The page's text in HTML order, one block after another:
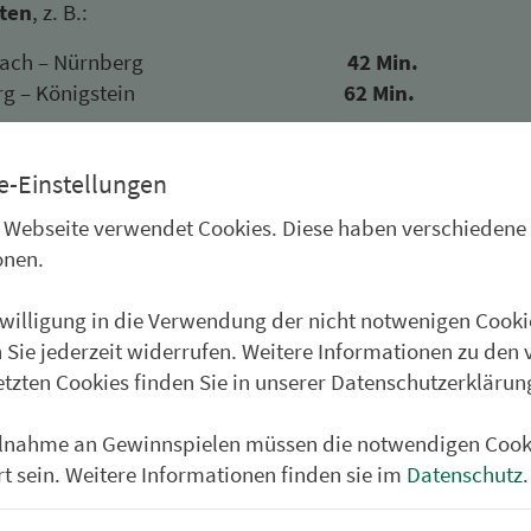
, z. B.:
– Nürn­berg42 Min.
– Königstein 62 Min.
Express
Hirschbachtal nach Königstein und zurück. Die Route
Waldbergen an vielen markanten Waypoints
begehbaren Höhlen und den überregional bekannten
Norissteig und Höhenglücksteig ist das Gebiet ein
beliebtes Wander- und Klettergebiet der
Mekka: Klettersteige Norissteig und Höhenglücksteig
am Botanischen Lehrpfad in Königstein
Einstellungen
Webseite verwendet Cookies. Diese haben verschiedene
in die Verwendung der nicht notwenigen
Sie jederzeit widerrufen. Weitere Informationen zu den
Cookies finden Sie in unserer
an Gewinnspielen müssen die notwendigen
sein. Weitere Informationen finden sie im Datenschutz.